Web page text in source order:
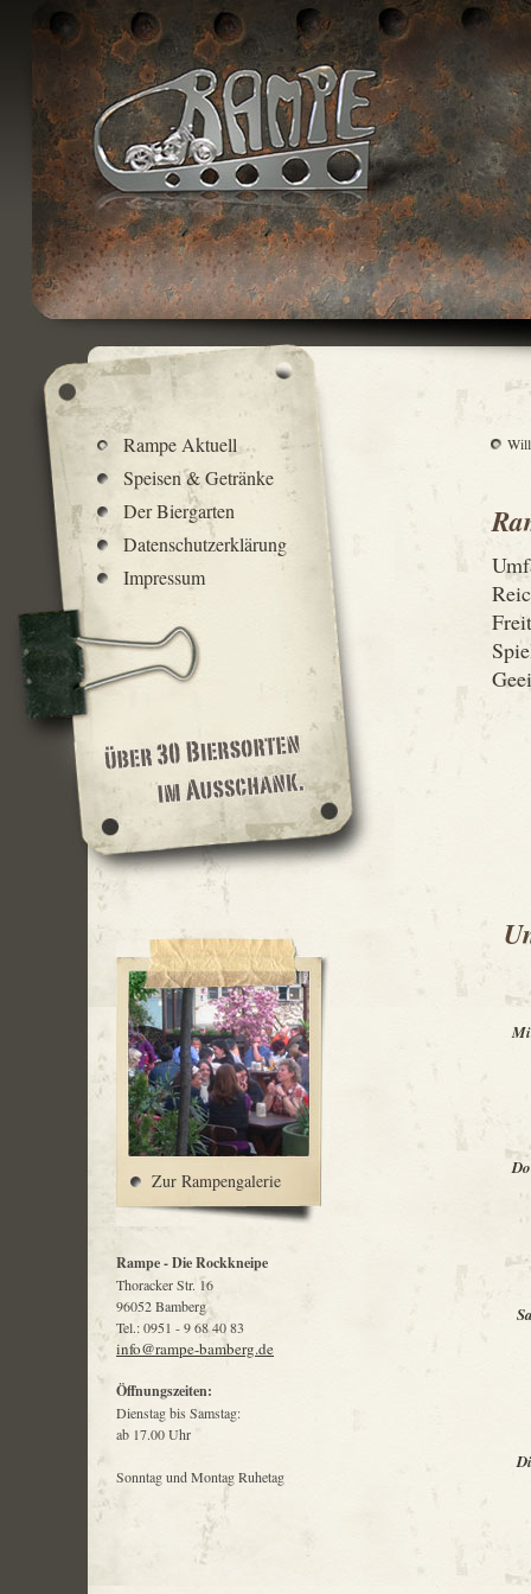
Rampe Aktuell
Speisen & Getränke
Der Biergarten
Datenschutzerklärung
Impressum
Zur Rampengalerie
Rampe - Die Rockkneipe
Thoracker Str. 16
96052 Bamberg
Tel.: 0951 - 9 68 40 83
info@rampe-bamberg.de
Öffnungszeiten:
Dienstag bis Samstag:
ab 17.00 Uhr
Sonntag und Montag Ruhetag